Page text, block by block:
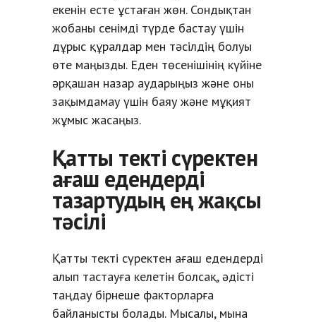
екенін есте ұстаған жөн. Сондықтан
жобаны сенімді түрде бастау үшін
дұрыс құралдар мен тәсілдің болуы
өте маңызды. Еден төсенішінің күйіне
әрқашан назар аударыңыз және оны
зақымдамау үшін баяу және мұқият
жұмыс жасаңыз.
Қатты текті сүректен
ағаш едендерді
тазартудың ең жақсы
тәсілі
Қатты текті сүректен ағаш едендерді
алып тастауға келетін болсақ, әдісті
таңдау бірнеше факторларға
байланысты болады. Мысалы, мына